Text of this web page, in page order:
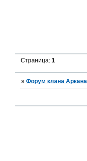
Страница:1
»Форум клана Аркана